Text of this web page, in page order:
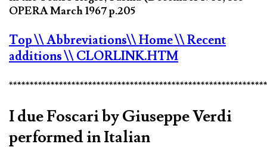
OPERA March 1967 p.205
Top\\ Abbreviations\\ Home\\ Recent
additions\\ CLORLINK.HTM
I due Foscari by Giuseppe Verdi
performed in Italian